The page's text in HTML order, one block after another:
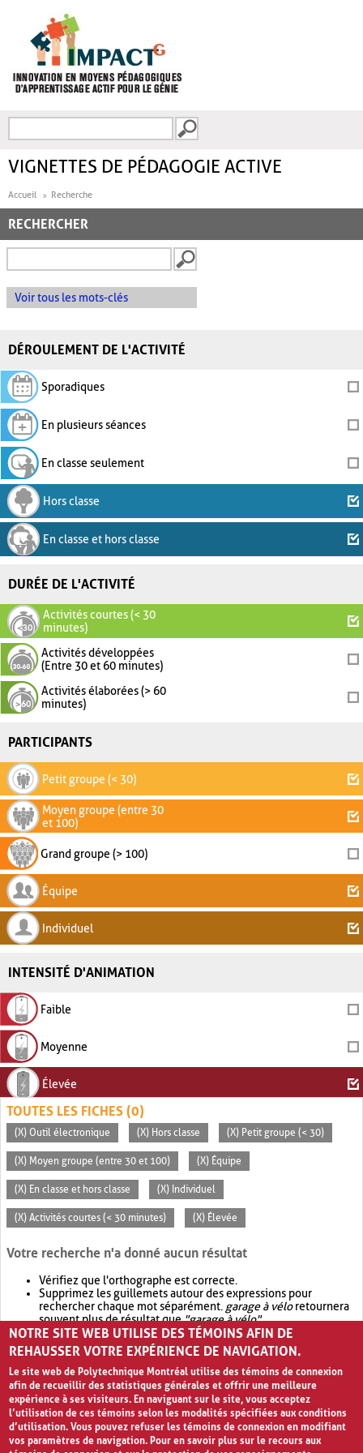
FORMULAIRE DE
VIGNETTES DE PÉDAGOGIE ACTIVE
Accueil Recherche
RECHERCHER
Voir tous les mots-clés
DÉROULEMENT DE L'ACTIVITÉ
Sporadiques
En plusieurs séances
En classe seulement
Hors classe
En classe et hors classe
DURÉE DE L'ACTIVITÉ
Activités courtes (< 30
minutes)
Activités développées
(Entre 30 et 60 minutes)
Activités élaborées (> 60
minutes)
PARTICIPANTS
Petit groupe (< 30)
Moyen groupe (entre 30
et 100)
Grand groupe (> 100)
Équipe
Individuel
INTENSITÉ D'ANIMATION
Faible
Moyenne
Élevée
TOUTES LES FICHES (0)
(X) Outil électronique (X) Hors classe (X) Petit groupe (< 30)
(X) Moyen groupe (entre 30 et 100) (X) Équipe
(X) En classe et hors classe (X) Individuel
(X) Activités courtes (< 30 minutes) (X) Élevée
Votre recherche n'a donné aucun résultat
Vérifiez que l'orthographe est correcte.
Supprimez les guillemets autour des expressions pour
rechercher chaque mot séparément. garage à véloretournera
souvent plus de résultat que"garage à vélo".
Envisagez d'élargir votre recherche avec OR.garage OR vélo
retournera souvent plus de résultat quegarage à vélo
NOTRE SITE WEB UTILISE DES TÉMOINS AFIN DE
REHAUSSER VOTRE EXPÉRIENCE DE NAVIGATION.
Le site web de Polytechnique Montréal utilise des témoins de connexion
afin de recueillir des statistiques générales et offrir une meilleure
expérience à ses visiteurs. En naviguant sur le site, vous acceptez
l’utilisation de ces témoins selon les modalités spécifiées aux conditions
d’utilisation. Vous pouvez refuser les témoins de connexion en modifiant
vos paramètres de navigation. Pour en savoir plus sur le recours aux